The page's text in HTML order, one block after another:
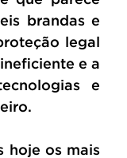
brandas e
legal
e a
e
hoje os mais